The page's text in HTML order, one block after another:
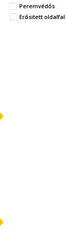
Peremvédős
Erősitett oldalfal